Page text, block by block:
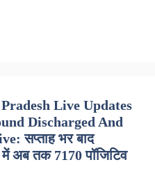
Live Updates
Discharged And
सप्ताह भर बाद
अब तक 7170 पॉजिटिव